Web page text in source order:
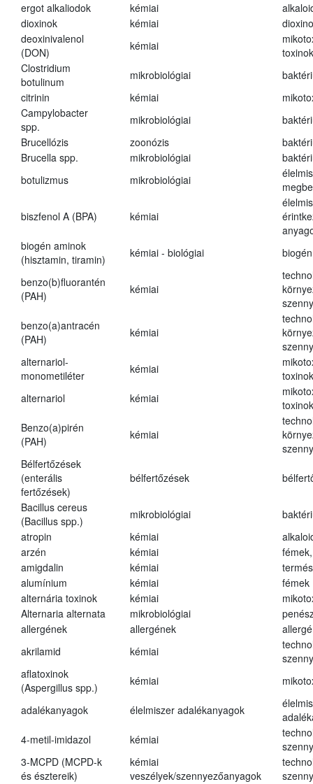
ergot alkaliodok
kémiai
dioxinok
kémiai
deoxinivalenol
(DON)
kémiai
toxinok
Clostridium
botulinum
mikrobiológiai
citrinin
kémiai
Campylobacter
spp.
mikrobiológiai
Brucellózis
zoonózis
Brucella spp.
mikrobiológiai
botulizmus
mikrobiológiai
biszfenol A (BPA) kémiai
biogén aminok
(hisztamin, tiramin)
kémiai - biológiai
benzo(b)fluorantén
(PAH)
kémiai
benzo(a)antracén
(PAH)
kémiai
alternariol-
monometiléter
kémiai
toxinok
alternariol
kémiai
toxinok
Benzo(a)pirén
(PAH)
kémiai
Bélfertőzések
(enterális
fertőzések)
bélfertőzések
Bacillus cereus
(Bacillus spp.)
mikrobiológiai
atropin
kémiai
arzén
kémiai
amigdalin
kémiai
alumínium
kémiai
fémek
alternária toxinok
kémiai
Alternaria alternata
mikrobiológiai
allergének
allergének
akrilamid
kémiai
aflatoxinok
(Aspergillus spp.)
kémiai
adalékanyagok élelmiszer adalékanyagok
4-metil-imidazol
kémiai
3-MCPD (MCPD-k
és észtereik)
kémiai
veszélyek/szennyezőanyagok